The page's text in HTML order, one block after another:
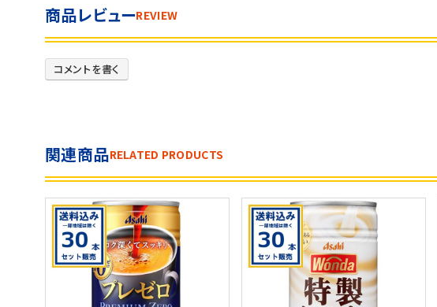
商品レビューREVIEW
コメントを書く
関連商品RELATED PRODUCTS